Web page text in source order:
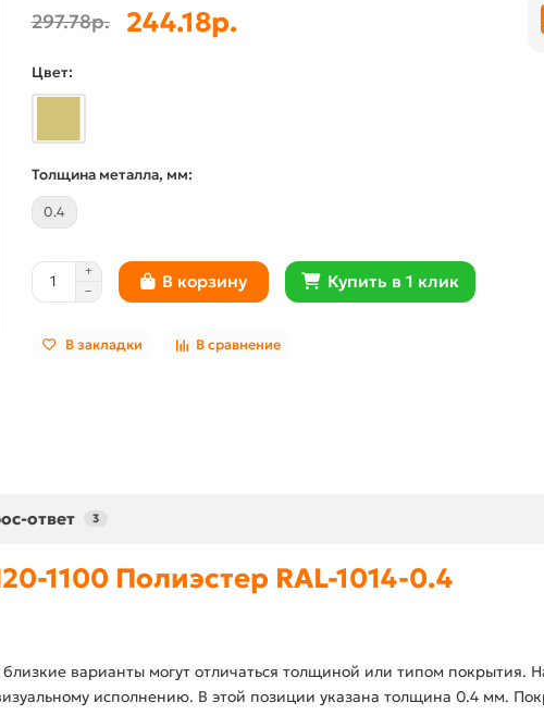
297.78р. 244.18р.
Цвет:
Толщина металла, мм:
0.4
В корзину Купить в 1 клик
В закладки В сравнение
ответ 3
1100 Полиэстер RAL-1014-0.4
варианты могут отличаться толщиной или типом покрытия.
исполнению. В этой позиции указана толщина 0.4 мм.